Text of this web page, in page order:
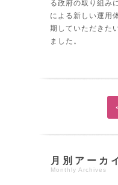
る政府の取り組み
による新しい運用
期していただきた
ました。
月別アーカ
Monthly Archives